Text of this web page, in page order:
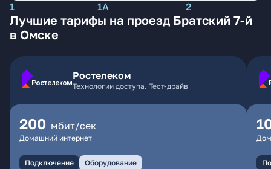
1 1А 2
Лучшие тарифы на проезд Братский 7-й
в Омске
Ростелеком
Технологии доступа. Тест-драйв
200 мбит/сек
Домашний интернет
Подключение Оборудование